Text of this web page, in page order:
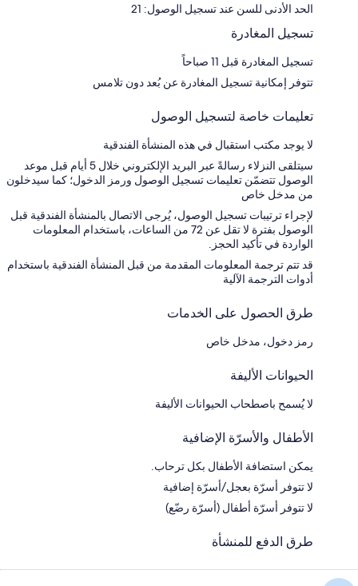
الحد الأدنى للسن عند تسجيل الوصول: 21
تسجيل المغادرة
تسجيل المغادرة قبل 11 صباحاً
تتوفر إمكانية تسجيل المغادرة عن بُعد دون تلامس
تعليمات خاصة لتسجيل الوصول
لا يوجد مكتب استقبال في هذه المنشأة الفندقية
سيتلقى النزلاء رسالةً عبر البريد الإلكتروني خلال 5 أيام قبل موعد
الوصول تتضمّن تعليمات تسجيل الوصول ورمز الدخول؛ كما سيدخلون
من مدخل خاص
لإجراء ترتيبات تسجيل الوصول، يُرجى الاتصال بالمنشأة الفندقية قبل
الوصول بفترة لا تقل عن 72 من الساعات، باستخدام المعلومات
الواردة في تأكيد الحجز.
قد تتم ترجمة المعلومات المقدمة من قبل المنشأة الفندقية باستخدام
أدوات الترجمة الآلية
طرق الحصول على الخدمات
رمز دخول، مدخل خاص
الحيوانات الأليفة
لا يُسمح باصطحاب الحيوانات الأليفة
الأطفال والأسرّة الإضافية
يمكن استضافة الأطفال بكل ترحاب.
لا تتوفر أسرّة بعجل/أسرّة إضافية
لا تتوفر أسرّة أطفال (أسرّة رضّع)
طرق الدفع للمنشأة